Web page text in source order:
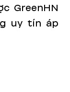
GreenHN
uy tín áp